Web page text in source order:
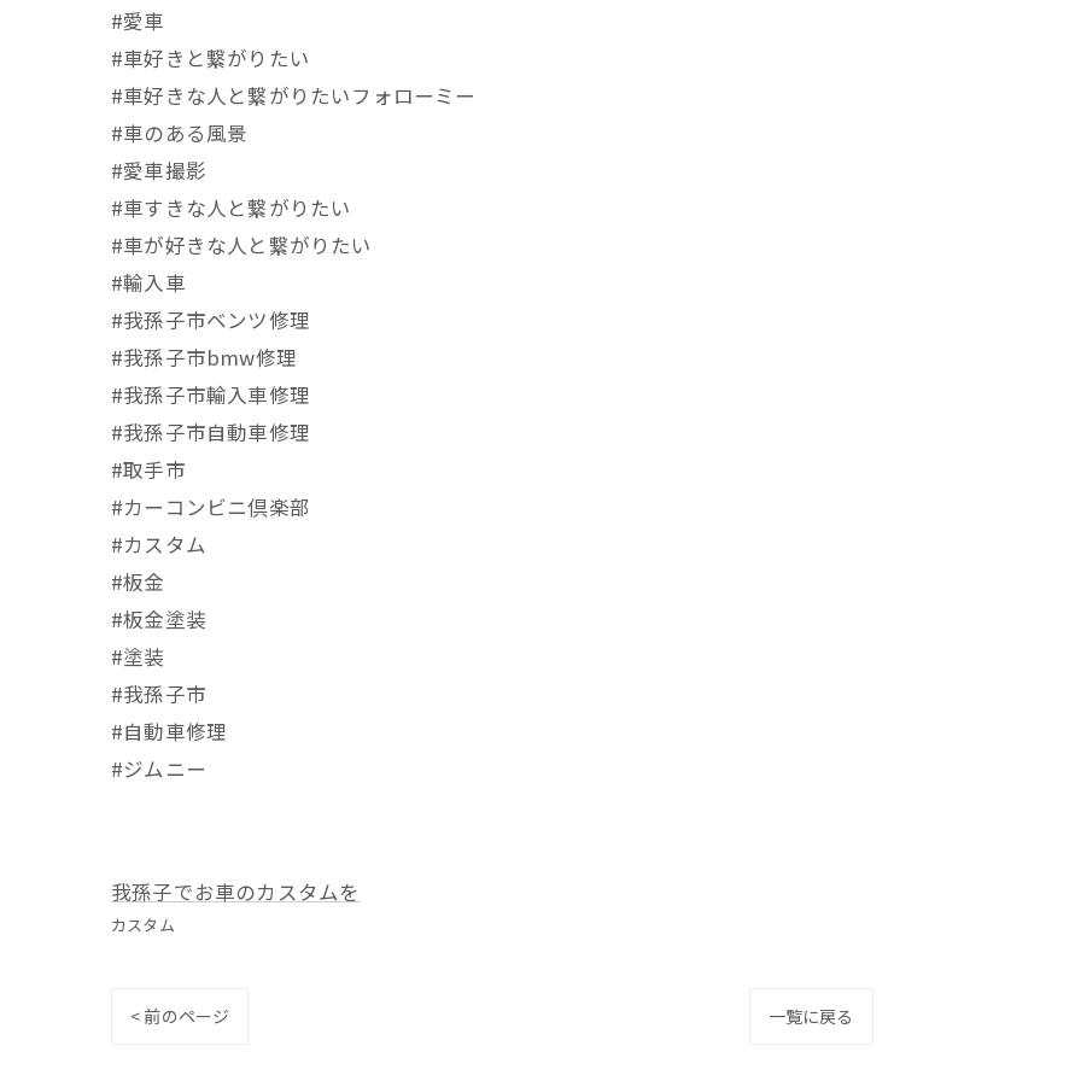
#愛車
#車好きと繋がりたい
#車好きな人と繋がりたいフォローミー
#車のある風景
#愛車撮影
#車すきな人と繋がりたい
#車が好きな人と繋がりたい
#輸入車
#我孫子市ベンツ修理
#我孫子市bmw修理
#我孫子市輸入車修理
#我孫子市自動車修理
#取手市
#カーコンビニ倶楽部
#カスタム
#板金
#板金塗装
#塗装
#我孫子市
#自動車修理
#ジムニー
我孫子でお車のカスタムを
カスタム
< 前のページ 一覧に戻る